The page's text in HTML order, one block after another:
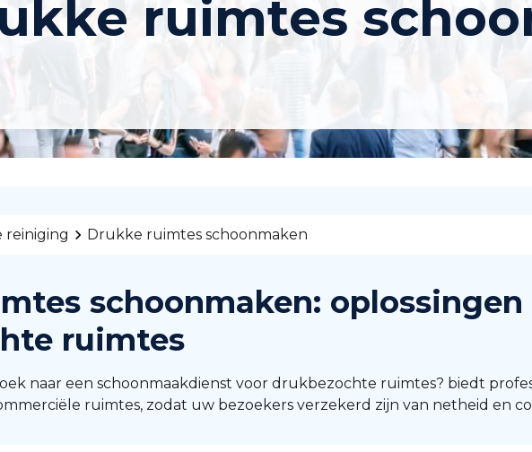
ruimtes
reiniging Drukke ruimtes schoonmaken
schoonmaken:
ruimtes
naar een schoonmaakdienst voor drukbezochte ruimtes? biedt
ruimtes, zodat uw bezoekers verzekerd zijn van netheid en